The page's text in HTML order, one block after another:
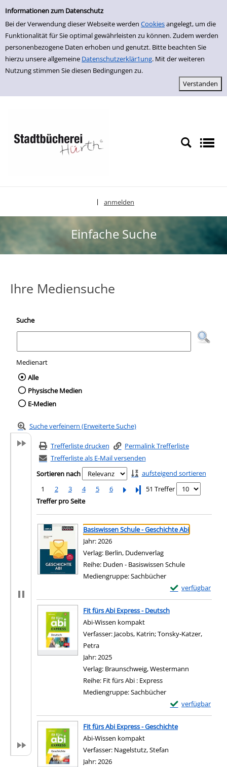
Einfache Suche
Informationen zum Datenschutz
Bei der Verwendung dieser Webseite werden Cookiesangelegt, um die
Funktionalität für Sie optimal gewährleisten zu können. Zudem werden
personenbezogene Daten erhoben und genutzt. Bitte beachten Sie
hierzu unsere allgemeine Datenschutzerklär1ung. Mit der weiteren
Nutzung stimmen Sie diesen Bedingungen zu.
zur Navigation springen
zum Inhalt springen
Zu den Suchfiltern springen
Zur Trefferliste springen
anmelden
Einfache Suche
Ihre Mediensuche
Suche
Medienart
Wählen Sie die Medienart nach der Sie
Alle
Physische Medien
E-Medien
Suche verfeinern (Erweiterte Suche)
Trefferliste drucken
Permalink Trefferliste
Trefferliste als E-Mail versenden
Sortieren nach
aufsteigend sortieren
1
2 3 4 5 6 Letzte Seite
51 Treffer
Treffer pro Seite
Suchergebnis
Zu den Suchfiltern springen
Basiswissen Schule - Geschichte Abi
Suche nach diesem Verfasser
Jahr:2026
Verlag: Berlin, Dudenverlag
Reihe: Duden - Basiswissen Schule
Mediengruppe:Sachbücher
verfügbar
Exemplar-Details
Zum Download
Fit fürs Abi Express - Deutsch
Abi-Wissen kompakt
Verfasser: Jacobs, Katrin;Tonsky-Katzer,
Petra
Jahr:2025
Verlag: Braunschweig, Westermann
Reihe: Fit fürs Abi : Express
Mediengruppe:Sachbücher
verfügbar
Exemplar-Details
Zum Download
Fit fürs Abi Express - Geschichte
Abi-Wissen kompakt
Verfasser: Nagelstutz, Stefan
Jahr:2026